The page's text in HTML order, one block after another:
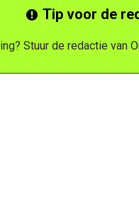
Tip voor de
Stuur de redactie van